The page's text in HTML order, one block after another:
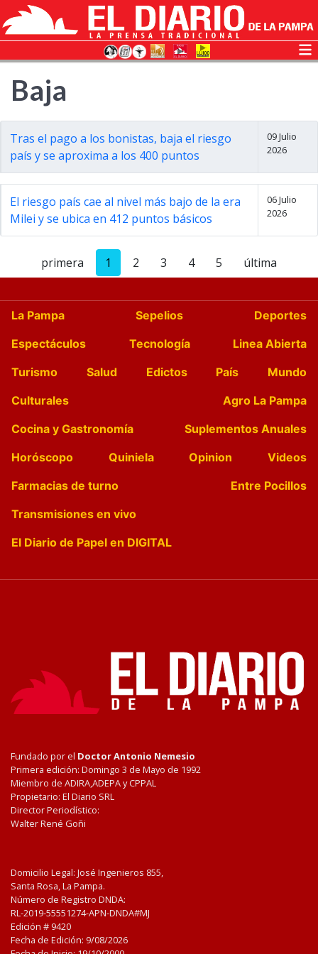
Baja
Tras el pago a los bonistas, baja el riesgo
país y se aproxima a los 400 puntos
09 Julio
2026
El riesgo país cae al nivel más bajo de la era
Milei y se ubica en 412 puntos básicos
06 Julio
2026
primera 1 2 3 4 5 última
La Pampa Sepelios
Deportes
Espectáculos
Tecnología
Linea Abierta
Turismo
Salud Edictos País
Mundo
Culturales
Agro La Pampa
Cocina y Gastronomía
Suplementos Anuales
Horóscopo
Quiniela Opinion
Videos
Farmacias de turno
Entre Pocillos
Transmisiones en vivo
El Diario de Papel en DIGITAL
Fundado por el Doctor Antonio Nemesio
Primera edición: Domingo 3 de Mayo de 1992
Miembro de ADIRA,ADEPA y CPPAL
Propietario: El Diario SRL
Director Periodístico:
Walter René Goñi
Domicilio Legal: José Ingenieros 855,
Santa Rosa, La Pampa.
Número de Registro DNDA:
RL-2019-55551274-APN-DNDA#MJ
Edición # 9420
Fecha de Edición: 9/08/2026